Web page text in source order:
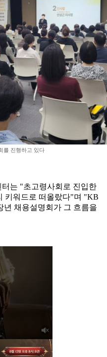
를 진행하고 있다
는 "초고령사회로 진입한
키워드로 떠올랐다"며 "KB
년 채용설명회가 그 흐름을